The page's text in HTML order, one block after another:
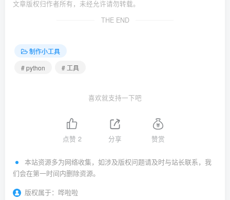
文章版权归作者所有，未经允许请勿转载。
THE END
制作小工具
# python
# 工具
喜欢就支持一下吧
点赞 2 分享 赞赏
本站资源多为网络收集，如涉及版权问题请及时与站长联系，我
们会在第一时间内删除资源。
版权属于： 哗啦啦